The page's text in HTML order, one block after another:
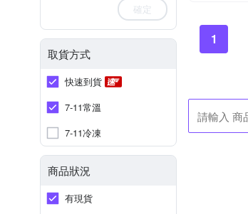
確定
取貨方式
快速到貨
7-11常溫
7-11冷凍
商品狀況
有現貨
1